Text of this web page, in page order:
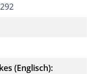
(Englisch):